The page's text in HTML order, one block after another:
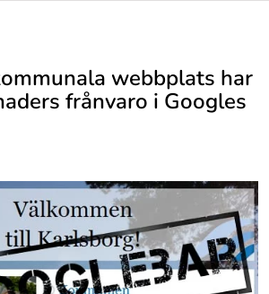
Synlighet i Google
Allt i ett
Läs mer
Läs mer
webbplats har
frånvaro i Googles